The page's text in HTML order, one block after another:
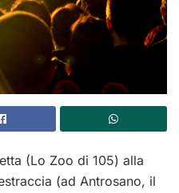
(Lo Zoo di 105) alla
(ad Antrosano, il